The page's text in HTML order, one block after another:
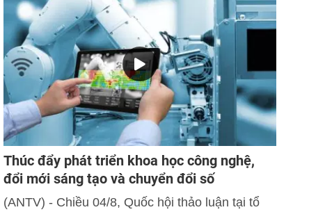
Thúc đẩy phát triển khoa học công nghệ,
đổi mới sáng tạo và chuyển đổi số
(ANTV) - Chiều 04/8, Quốc hội thảo luận tại tổ